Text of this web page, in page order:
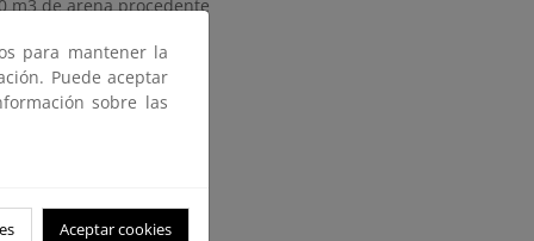
m3 de arena procedente
para mantener la
Puede aceptar
sobre las
Aceptar cookies